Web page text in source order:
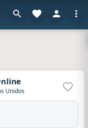
Unidos